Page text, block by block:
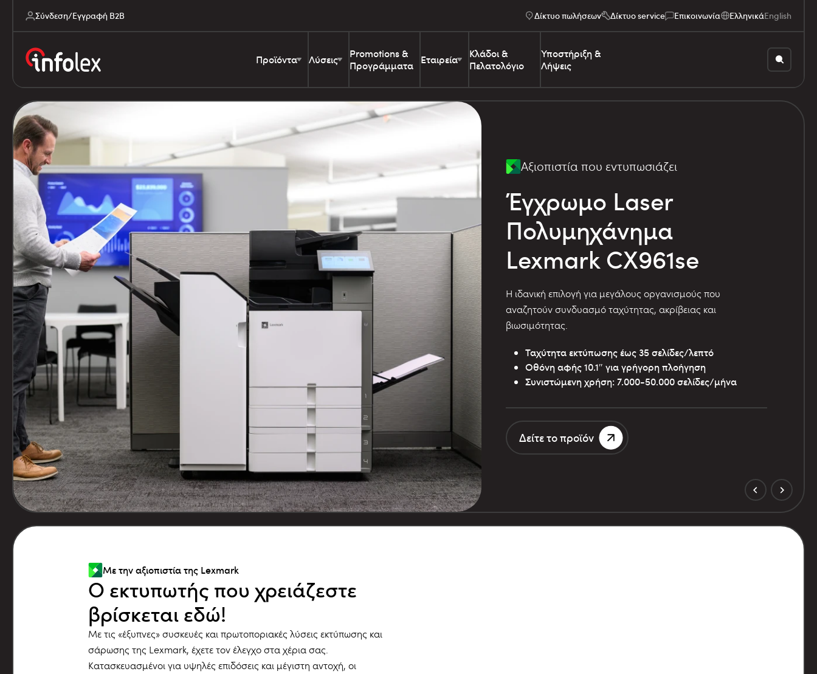
Σύνδεση/Εγγραφή B2B Δίκτυο πωλήσεων Δίκτυο service Επικοινωνία ΕλληνικάEnglish
Προϊόντα Λύσεις
Promotions &
Προγράμματα
Εταιρεία
Κλάδοι &
Πελατολόγιο
Υποστήριξη &
Λήψεις
Αξιοπιστία που εντυπωσιάζει
Έγχρωμο Laser
Πολυμηχάνημα
Lexmark CX961se
Η ιδανική επιλογή για μεγάλους οργανισμούς που
αναζητούν συνδυασμό ταχύτητας, ακρίβειας και
βιωσιμότητας.
Ταχύτητα εκτύπωσης έως 35 σελίδες/λεπτό
Οθόνη αφής 10.1″ για γρήγορη πλοήγηση
Συνιστώμενη χρήση: 7.000-50.000 σελίδες/μήνα
Δείτε το προϊόν
Με την αξιοπιστία της Lexmark
Ο εκτυπωτής που χρειάζεστε
βρίσκεται εδώ!
Με τις «έξυπνες» συσκευές και πρωτοποριακές λύσεις εκτύπωσης και
σάρωσης της Lexmark, έχετε τον έλεγχο στα χέρια σας.
Κατασκευασμένοι για υψηλές επιδόσεις και μέγιστη αντοχή, οι